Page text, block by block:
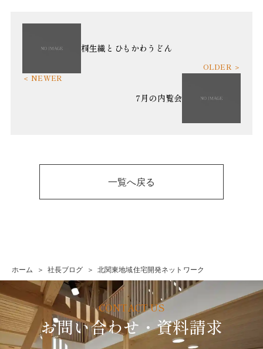
桐生織とひもかわうどん
7月の内覧会
一覧へ戻る
ホーム 社長ブログ 北関東地域住宅開発ネットワーク
お問い合わせ・資料請求